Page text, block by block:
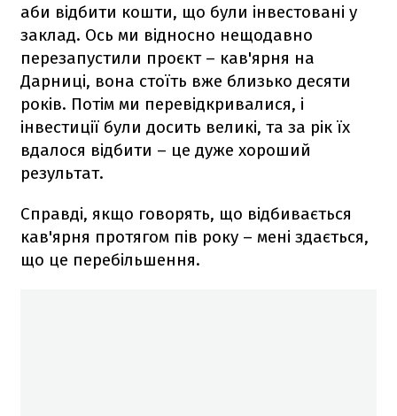
аби відбити кошти, що були інвестовані у
заклад. Ось ми відносно нещодавно
перезапустили проєкт – кав'ярня на
Дарниці, вона стоїть вже близько десяти
років. Потім ми перевідкривалися, і
інвестиції були досить великі, та за рік їх
вдалося відбити – це дуже хороший
результат.
Справді, якщо говорять, що відбивається
кав'ярня протягом пів року – мені здається,
що це перебільшення.